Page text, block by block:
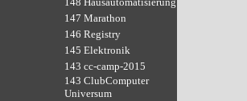
147 Marathon
146 Registry
145 Elektronik
143 cc-camp-2015
143 ClubComputer
Universum